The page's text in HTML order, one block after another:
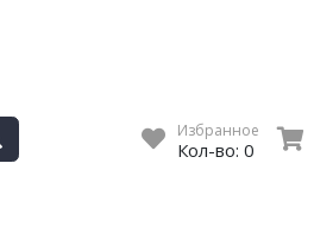
Избранное
Кол-во: 0